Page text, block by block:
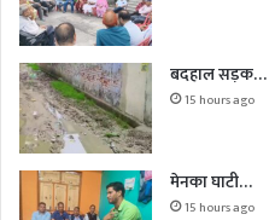
बदहाल सड़क…
15 hours ago
मेनका घाटी…
15 hours ago